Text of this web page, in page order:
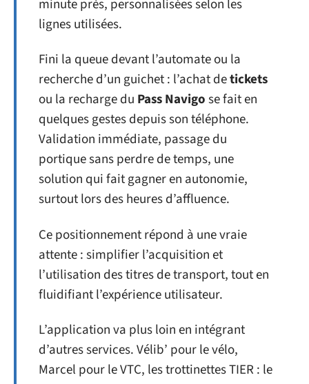
minute près, personnalisées selon les
lignes utilisées.
Fini la queue devant l’automate ou la
recherche d’un guichet : l’achat detickets
ou la recharge du Pass Navigose fait en
quelques gestes depuis son téléphone.
Validation immédiate, passage du
portique sans perdre de temps, une
solution qui fait gagner en autonomie,
surtout lors des heures d’affluence.
Ce positionnement répond à une vraie
attente : simplifier l’acquisition et
l’utilisation des titres de transport, tout en
fluidifiant l’expérience utilisateur.
L’application va plus loin en intégrant
d’autres services. Vélib’ pour le vélo,
Marcel pour le VTC, les trottinettes TIER : le